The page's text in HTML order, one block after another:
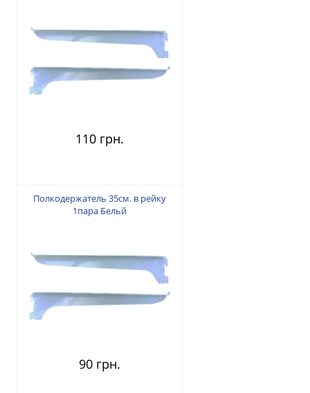
110 грн.
Полкодержатель 35см. в рейку
1пара Бельй
90 грн.